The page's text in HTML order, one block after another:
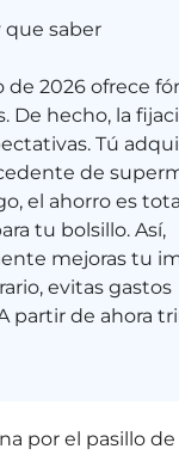
que saber
de 2026 ofrece
De hecho, la
Tú
de
el ahorro es
tu bolsillo. Así,
mejoras tu
evitas gastos
partir de ahora
por el pasillo